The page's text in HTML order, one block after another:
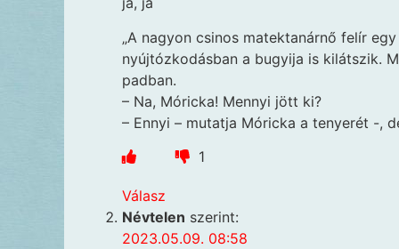
„A nagyon csinos matektanárnő felír
nyújtózkodásban a bugyija is kilátszik.
padban.
– Na, Móricka! Mennyi jött ki?
– Ennyi – mutatja Móricka a tenyerét -,
1
Válasz
Névtelen szerint:
2023.05.09. 08:58